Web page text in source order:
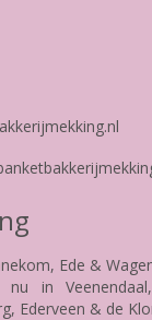
Ede &
in
Ederveen & de